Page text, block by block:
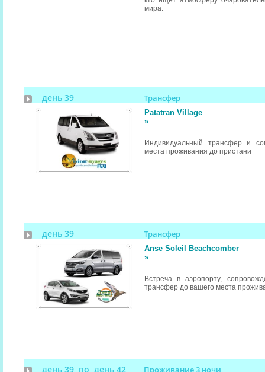
мира.
день 39 Трансфер
Patatran Village
»
Индивидуальный трансфер и
места проживания до пристани
день 39 Трансфер
Anse Soleil Beachcomber
»
Встреча в аэропорту,
трансфер до вашего места
день 39 по день 42 Проживание 3 ночи